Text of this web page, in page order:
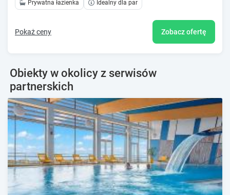
Prywatna łazienka Idealny dla par
Pokaż ceny Zobacz ofertę
Obiekty w okolicy z serwisów
partnerskich